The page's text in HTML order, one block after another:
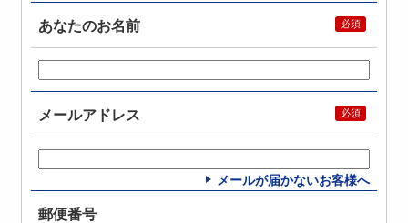
あなたのお名前
メールアドレス
メールが届かないお客様へ
郵便番号